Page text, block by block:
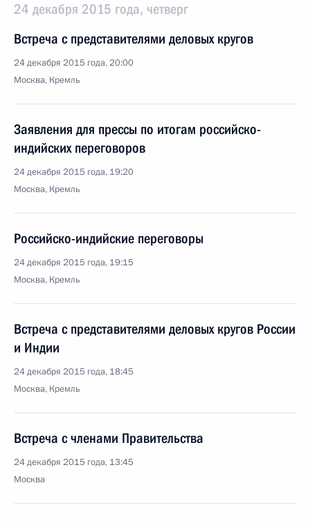
24 декабря 2015 года, четверг
Встреча с представителями деловых кругов
24 декабря 2015 года, 20:00
Москва, Кремль
Заявления для прессы по итогам российско-
индийских переговоров
24 декабря 2015 года, 19:20
Москва, Кремль
Российско-индийские переговоры
24 декабря 2015 года, 19:15
Москва, Кремль
Встреча с представителями деловых кругов России
и Индии
24 декабря 2015 года, 18:45
Москва, Кремль
Встреча с членами Правительства
24 декабря 2015 года, 13:45
Москва